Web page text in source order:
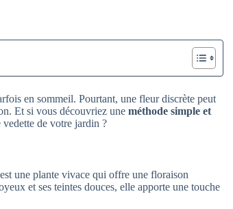
en sommeil. Pourtant, une fleur discrète peut
Et si vous découvriez une méthode simple et
de votre jardin ?
une plante vivace qui offre une floraison
et ses teintes douces, elle apporte une touche